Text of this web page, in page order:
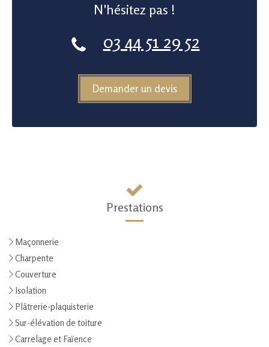
N'hésitez pas !
03 44 51 29 52
Demander un devis
Prestations
Maçonnerie
Charpente
Couverture
Isolation
Plâtrerie-plaquisterie
Sur-élévation de toiture
Carrelage et Faïence